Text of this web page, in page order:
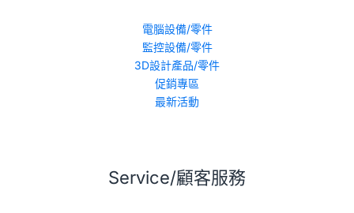
電腦設備/零件
監控設備/零件
3D設計產品/零件
促銷專區
最新活動
Service/顧客服務